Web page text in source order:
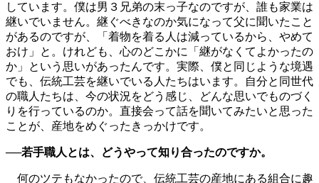
しています。僕は男３兄弟の末っ子なのですが、誰も家業は
継いでいません。継ぐべきなのか気になって父に聞いたこと
があるのですが、「着物を着る人は減っているから、やめて
おけ」と。けれども、心のどこかに「継がなくてよかったの
か」という思いがあったんです。実際、僕と同じような境遇
でも、伝統工芸を継いでいる人たちはいます。自分と同世代
の職人たちは、今の状況をどう感じ、どんな思いでものづく
りを行っているのか。直接会って話を聞いてみたいと思った
ことが、産地をめぐったきっかけです。
──若手職人とは、どうやって知り合ったのですか。
何のツテもなかったので、伝統工芸の産地にある組合に趣